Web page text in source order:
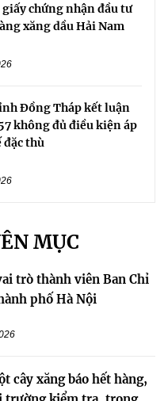
chứng nhận đầu tư
xăng dầu Hải Nam
Đồng Tháp kết luận
không đủ điều kiện áp
đặc thù
MỤC
trò thành viên Ban Chỉ
phố Hà Nội
cây xăng báo hết hàng,